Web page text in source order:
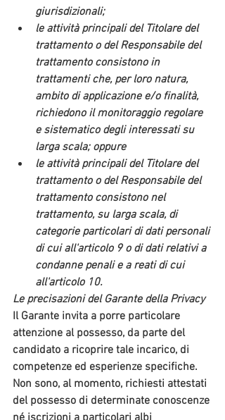
giurisdizionali;
le attività principali del Titolare del
trattamento o del Responsabile del
trattamento consistono in
trattamenti che, per loro natura,
ambito di applicazione e/o finalità,
richiedono il monitoraggio regolare
e sistematico degli interessati su
larga scala; oppure
le attività principali del Titolare del
trattamento o del Responsabile del
trattamento consistono nel
trattamento, su larga scala, di
categorie particolari di dati personali
di cui all'articolo 9 o di dati relativi a
condanne penali e a reati di cui
all'articolo 10.
Le precisazioni del Garante della Privacy
Il Garante invita a porre particolare
attenzione al possesso, da parte del
candidato a ricoprire tale incarico, di
competenze ed esperienze specifiche.
Non sono, al momento, richiesti attestati
del possesso di determinate conoscenze